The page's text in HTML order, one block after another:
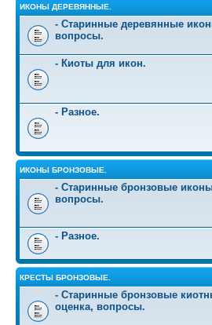
ИКОНЫ ДЕРЕВЯННЫЕ.
- Старинные деревянные
вопросы.
- Киоты для икон.
- Разное.
ИКОНЫ БРОНЗОВЫЕ.
- Старинные бронзовые
вопросы.
- Разное.
КРЕСТЫ БРОНЗОВЫЕ.
- Старинные бронзовые
оценка, вопросы.